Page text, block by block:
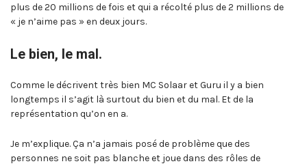
plus de 20 millions de fois et qui a récolté plus de 2 millions de
« je n’aime pas » en deux jours.
Le bien, le mal.
Comme le décrivent très bien MC Solaar et Guru il y a bien
longtemps il s’agit là surtout du bien et du mal. Et de la
représentation qu’on en a.
Je m’explique. Ça n’a jamais posé de problème que des
personnes ne soit pas blanche et joue dans des rôles de